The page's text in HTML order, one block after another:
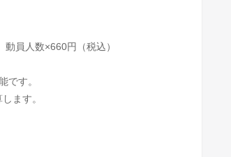
員人数×660円（税込）
です。
ます。